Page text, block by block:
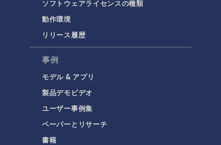
ソフトウェアライセンスの種類
動作環境
リリース履歴
事例
モデル & アプリ
製品デモビデオ
ユーザー事例集
ペーパーとリサーチ
書籍